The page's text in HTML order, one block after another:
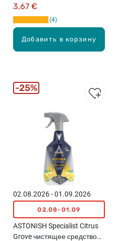
Добавить в корзину
3,67 €
4
02.08.2026 - 01.09.2026
02.08-01.09
ASTONISH Specialist Citrus
Grove чистящее средство
25%